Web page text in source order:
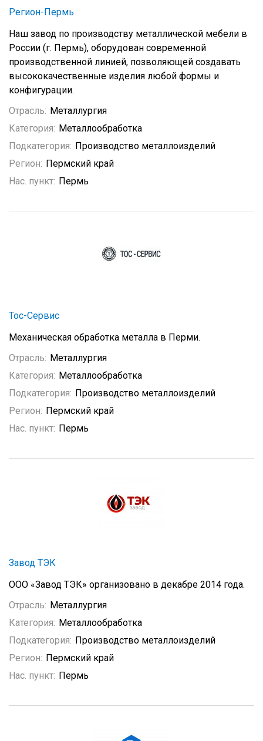
Регион-Пермь
Наш завод по производству металлической мебели в
России (г. Пермь), оборудован современной
производственной линией, позволяющей создавать
высококачественные изделия любой формы и
конфигурации.
Отрасль: Металлургия
Категория: Металлообработка
Подкатегория: Производство металлоизделий
Регион: Пермский край
Нас. пункт: Пермь
Тос-Сервис
Механическая обработка металла в Перми.
Отрасль: Металлургия
Категория: Металлообработка
Подкатегория: Производство металлоизделий
Регион: Пермский край
Нас. пункт: Пермь
Завод ТЭК
ООО «Завод ТЭК» организовано в декабре 2014 года.
Отрасль: Металлургия
Категория: Металлообработка
Подкатегория: Производство металлоизделий
Регион: Пермский край
Нас. пункт: Пермь